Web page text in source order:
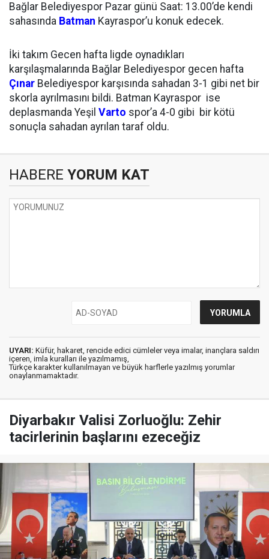
Bağlar Belediyespor Pazar günü Saat: 13.00’de kendi
sahasında Batman Kayraspor’u konuk edecek.
İki takım Gecen hafta ligde oynadıkları
karşılaşmalarında Bağlar Belediyespor gecen hafta
Çınar Belediyespor karşısında sahadan 3-1 gibi net bir
skorla ayrılmasını bildi. Batman Kayraspor ise
deplasmanda Yeşil Varto spor’a 4-0 gibi bir kötü
sonuçla sahadan ayrılan taraf oldu.
HABERE YORUM KAT
UYARI: Küfür, hakaret, rencide edici cümleler veya imalar, inançlara saldırı
içeren, imla kuralları ile yazılmamış,
Türkçe karakter kullanılmayan ve büyük harflerle yazılmış yorumlar
onaylanmamaktadır.
Diyarbakır Valisi Zorluoğlu: Zehir
tacirlerinin başlarını ezeceğiz